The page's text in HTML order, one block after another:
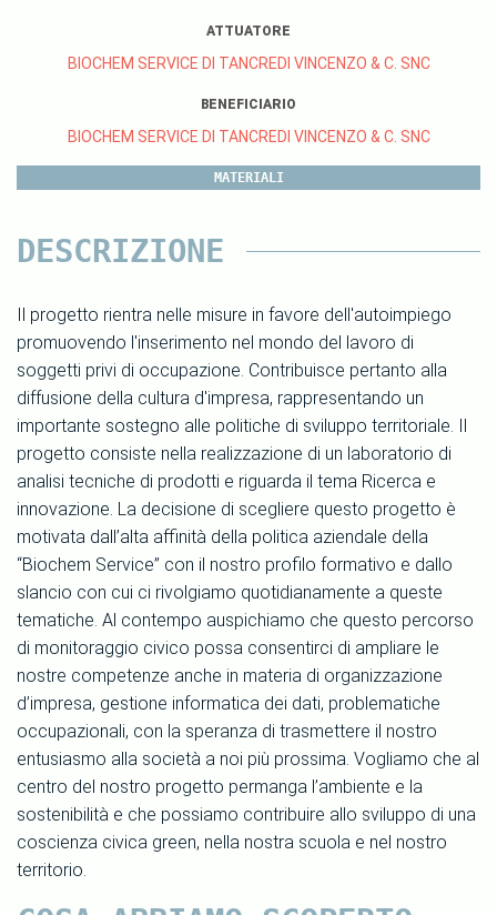
ATTUATORE
BIOCHEM SERVICE DI TANCREDI VINCENZO & C. SNC
BENEFICIARIO
BIOCHEM SERVICE DI TANCREDI VINCENZO & C. SNC
MATERIALI
DESCRIZIONE
Il progetto rientra nelle misure in favore dell'autoimpiego
promuovendo l'inserimento nel mondo del lavoro di
soggetti privi di occupazione. Contribuisce pertanto alla
diffusione della cultura d'impresa, rappresentando un
importante sostegno alle politiche di sviluppo territoriale. Il
progetto consiste nella realizzazione di un laboratorio di
analisi tecniche di prodotti e riguarda il tema Ricerca e
innovazione. La decisione di scegliere questo progetto è
motivata dall’alta affinità della politica aziendale della
“Biochem Service” con il nostro profilo formativo e dallo
slancio con cui ci rivolgiamo quotidianamente a queste
tematiche. Al contempo auspichiamo che questo percorso
di monitoraggio civico possa consentirci di ampliare le
nostre competenze anche in materia di organizzazione
d’impresa, gestione informatica dei dati, problematiche
occupazionali, con la speranza di trasmettere il nostro
entusiasmo alla società a noi più prossima. Vogliamo che al
centro del nostro progetto permanga l’ambiente e la
sostenibilità e che possiamo contribuire allo sviluppo di una
coscienza civica green, nella nostra scuola e nel nostro
territorio.